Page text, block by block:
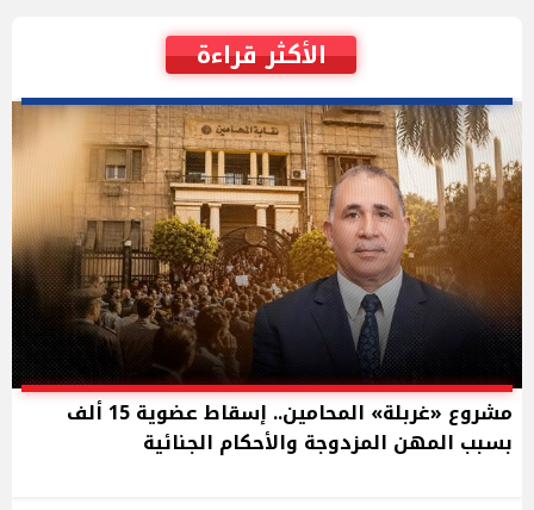
الأكثر قراءة
مشروع «غربلة» المحامين.. إسقاط عضوية 15 ألف
بسبب المهن المزدوجة والأحكام الجنائية